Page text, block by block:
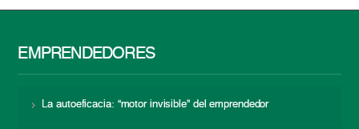
EMPRENDEDORES
La autoeficacia: “motor invisible” del emprendedor